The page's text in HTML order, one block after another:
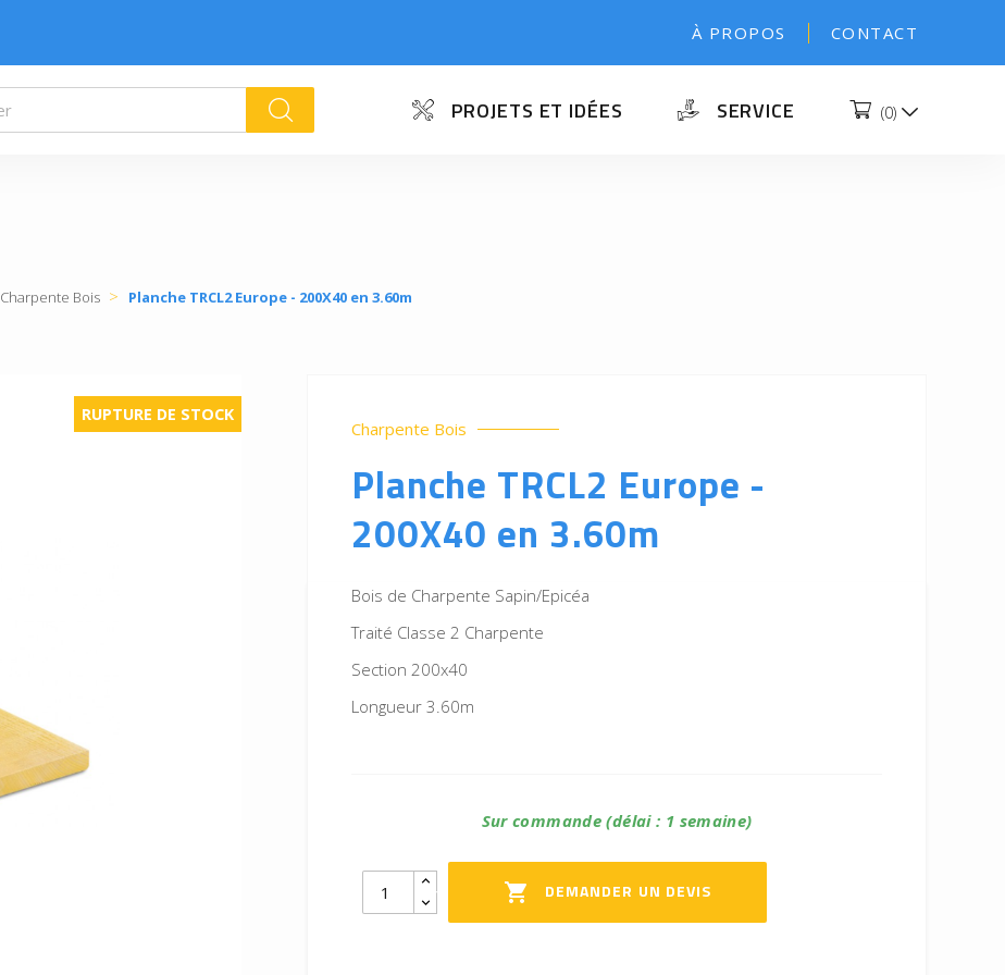
À PROPOS CONTACT
k PROJETS ET IDÉES SERVICE (0)
Charpente Bois Planche TRCL2 Europe - 200X40 en 3.60m
RUPTURE DE STOCK
Charpente Bois
Planche TRCL2 Europe -
200X40 en 3.60m
Bois de Charpente Sapin/Epicéa
Traité Classe 2 Charpente
Section 200x40
Longueur 3.60m
Sur commande (délai : 1 semaine)
 DEMANDER UN DEVIS